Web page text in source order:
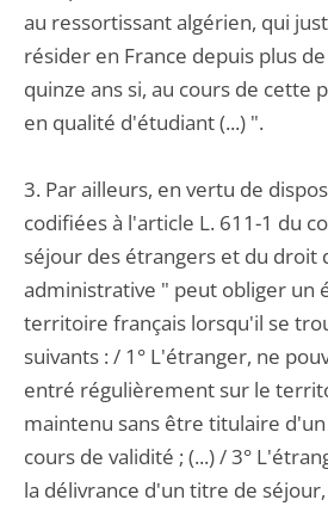
au ressortissant algérien, qui
résider en France depuis plus
quinze ans si, au cours de cette
en qualité d'étudiant (...) ".
3. Par ailleurs, en vertu de
codifiées à l'article L. 611-1 du
séjour des étrangers et du droit
administrative " peut obliger un
territoire français lorsqu'il se
suivants : / 1° L'étranger, ne
entré régulièrement sur le
maintenu sans être titulaire
cours de validité ; (...) / 3°
la délivrance d'un titre de